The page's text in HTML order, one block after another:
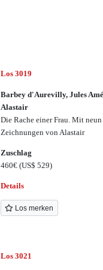
Los 3019
Barbey d'Aurevilly, Jules
Alastair
Die Rache einer Frau. Mit neun
Zeichnungen von Alastair
Zuschlag
460€ (US$ 529)
Details
Los merken
Los 3021